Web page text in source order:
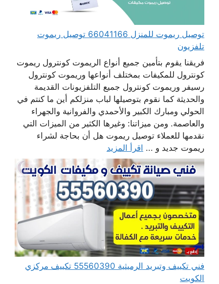
توصيل ريموت للمنزل 66041166 توصيل ريموت
تلفزيون
فريقنا يقوم بتأمين جميع أنواع الريموت كونترول ريموت
كونترول للمكيفات بمختلف أنواعها وريموت كونترول
رسيفر وريموت كونترول جميع التلفزيونات القديمة
والحديثة كما نقوم بتوصيلها لباب منزلكم أين ما كنتم في
الحولي ومبارك الكبير والأحمدي والفروانية والجهراء
والعاصمة. ومن ميزاتنا: وغيرها الكثير من الميزات التي
نقدمها للعملاء توصيل ريموت هل أن بحاجة لشراء
ريموت جديد و ... اقرأ المزيد
فني تكييف وتبريد الرميثية 55560390 تكييف مركزي
الكويت